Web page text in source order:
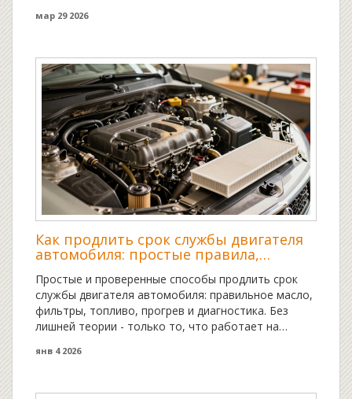
мар 29 2026
Как продлить срок службы двигателя
автомобиля: простые правила,
которые работают
Простые и проверенные способы продлить срок
службы двигателя автомобиля: правильное масло,
фильтры, топливо, прогрев и диагностика. Без
лишней теории - только то, что работает на
янв 4 2026